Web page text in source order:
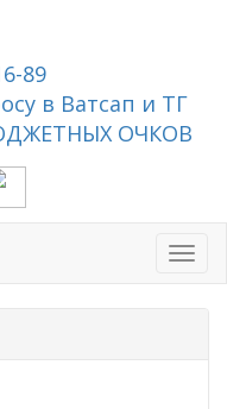
89
в Ватсап и ТГ
ОЧКОВ